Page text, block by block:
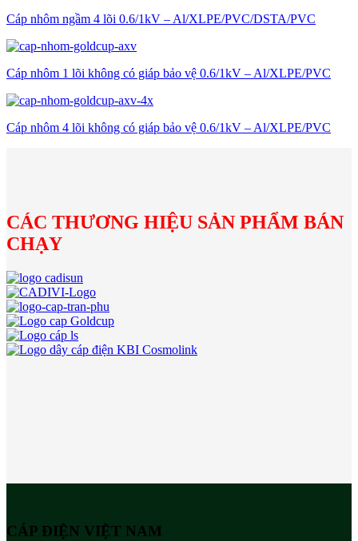
Cáp nhôm ngầm 4 lõi 0.6/1kV – Al/XLPE/PVC/DSTA/PVC
Cáp nhôm 1 lõi không có giáp bảo vệ 0.6/1kV – Al/XLPE/PVC
Cáp nhôm 4 lõi không có giáp bảo vệ 0.6/1kV – Al/XLPE/PVC
CÁC THƯƠNG HIỆU SẢN PHẨM BÁN
CHẠY
CÁP ĐIỆN VIỆT NAM